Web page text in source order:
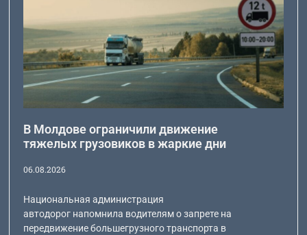
В Молдове ограничили движение
тяжелых грузовиков в жаркие дни
06.08.2026
Национальная администрация
автодорог напомнила водителям о запрете на
передвижение большегрузного транспорта в